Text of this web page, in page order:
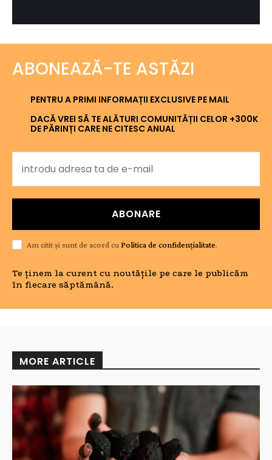
ABONEAZĂ-TE ASTĂZI
PENTRU A PRIMI INFORMAȚII EXCLUSIVE PE MAIL
DACĂ VREI SĂ TE ALĂTURI COMUNITĂȚII CELOR +300K
DE PĂRINȚI CARE NE CITESC ANUAL
ABONARE
Am citit și sunt de acord cu Politica de confidențialitate.
Te ținem la curent cu noutățile pe care le publicăm
în fiecare săptămână.
MORE ARTICLE